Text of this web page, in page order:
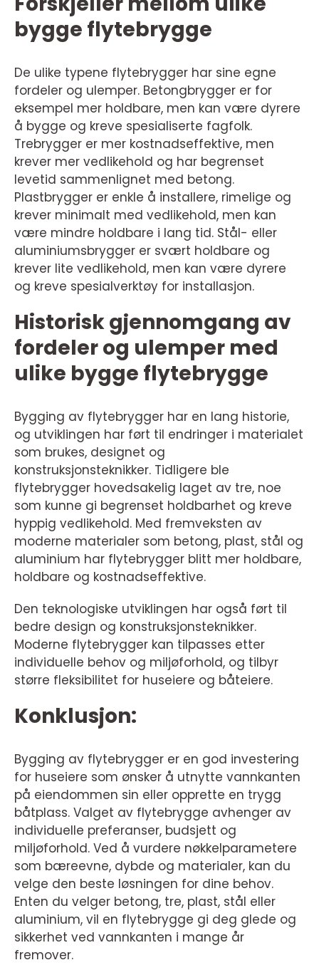
bygge flytebrygge
De ulike typene flytebrygger har sine egne
fordeler og ulemper. Betongbrygger er for
eksempel mer holdbare, men kan være dyrere
å bygge og kreve spesialiserte fagfolk.
Trebrygger er mer kostnadseffektive, men
krever mer vedlikehold og har begrenset
levetid sammenlignet med betong.
Plastbrygger er enkle å installere, rimelige og
krever minimalt med vedlikehold, men kan
være mindre holdbare i lang tid. Stål- eller
aluminiumsbrygger er svært holdbare og
krever lite vedlikehold, men kan være dyrere
og kreve spesialverktøy for installasjon.
Historisk gjennomgang av
fordeler og ulemper med
ulike bygge flytebrygge
Bygging av flytebrygger har en lang historie,
og utviklingen har ført til endringer i materialet
som brukes, designet og
konstruksjonsteknikker. Tidligere ble
flytebrygger hovedsakelig laget av tre, noe
som kunne gi begrenset holdbarhet og kreve
hyppig vedlikehold. Med fremveksten av
moderne materialer som betong, plast, stål og
aluminium har flytebrygger blitt mer holdbare,
holdbare og kostnadseffektive.
Den teknologiske utviklingen har også ført til
bedre design og konstruksjonsteknikker.
Moderne flytebrygger kan tilpasses etter
individuelle behov og miljøforhold, og tilbyr
større fleksibilitet for huseiere og båteiere.
Konklusjon:
Bygging av flytebrygger er en god investering
for huseiere som ønsker å utnytte vannkanten
på eiendommen sin eller opprette en trygg
båtplass. Valget av flytebrygge avhenger av
individuelle preferanser, budsjett og
miljøforhold. Ved å vurdere nøkkelparametere
som bæreevne, dybde og materialer, kan du
velge den beste løsningen for dine behov.
Enten du velger betong, tre, plast, stål eller
aluminium, vil en flytebrygge gi deg glede og
sikkerhet ved vannkanten i mange år
fremover.